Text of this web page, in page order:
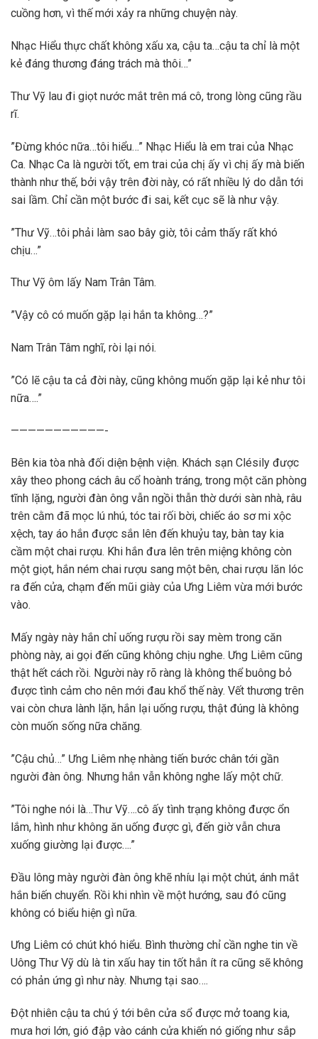
cuồng hơn, vì thế mới xảy ra những chuyện này.
Nhạc Hiểu thực chất không xấu xa, cậu ta…cậu ta chỉ là một
kẻ đáng thương đáng trách mà thôi…”
Thư Vỹ lau đi giọt nước mắt trên má cô, trong lòng cũng rầu
rĩ.
”Đừng khóc nữa…tôi hiểu…” Nhạc Hiểu là em trai của Nhạc
Ca. Nhạc Ca là người tốt, em trai của chị ấy vì chị ấy mà biến
thành như thế, bởi vậy trên đời này, có rất nhiều lý do dẫn tới
sai lầm. Chỉ cần một bước đi sai, kết cục sẽ là như vậy.
”Thư Vỹ…tôi phải làm sao bây giờ, tôi cảm thấy rất khó
chịu…”
Thư Vỹ ôm lấy Nam Trân Tâm.
”Vậy cô có muốn gặp lại hắn ta không…?”
Nam Trân Tâm nghĩ, ròi lại nói.
”Có lẽ cậu ta cả đời này, cũng không muốn gặp lại kẻ như tôi
nữa….”
———————————-
Bên kia tòa nhà đối diện bệnh viện. Khách sạn Clésily được
xây theo phong cách âu cổ hoành tráng, trong một căn phòng
tĩnh lặng, người đàn ông vẫn ngồi thẫn thờ dưới sàn nhà, râu
trên cằm đã mọc lú nhú, tóc tai rối bời, chiếc áo sơ mi xộc
xệch, tay áo hắn được sắn lên đến khuỷu tay, bàn tay kia
cầm một chai rượu. Khi hắn đưa lên trên miệng không còn
một giọt, hắn ném chai rượu sang một bên, chai rượu lăn lóc
ra đến cửa, chạm đến mũi giày của Ưng Liêm vừa mới bước
vào.
Mấy ngày này hắn chỉ uống rượu rồi say mèm trong căn
phòng này, ai gọi đến cũng không chịu nghe. Ưng Liêm cũng
thật hết cách rồi. Người này rõ ràng là không thể buông bỏ
được tình cảm cho nên mới đau khổ thế này. Vết thương trên
vai còn chưa lành lặn, hắn lại uống rượu, thật đúng là không
còn muốn sống nữa chăng.
”Cậu chủ…” Ưng Liêm nhẹ nhàng tiến bước chân tới gần
người đàn ông. Nhưng hắn vẫn không nghe lấy một chữ.
”Tôi nghe nói là…Thư Vỹ….cô ấy tình trạng không được ổn
lắm, hình như không ăn uống được gì, đến giờ vẫn chưa
xuống giường lại được….”
Đầu lông mày người đàn ông khẽ nhíu lại một chút, ánh mắt
hắn biến chuyển. Rồi khi nhìn về một hướng, sau đó cũng
không có biểu hiện gì nữa.
Ưng Liêm có chút khó hiểu. Bình thường chỉ cần nghe tin về
Uông Thư Vỹ dù là tin xấu hay tin tốt hắn ít ra cũng sẽ không
có phản ứng gì như này. Nhưng tại sao….
Đột nhiên cậu ta chú ý tới bên cửa sổ được mở toang kia,
mưa hơi lớn, gió đập vào cánh cửa khiến nó giống như sắp